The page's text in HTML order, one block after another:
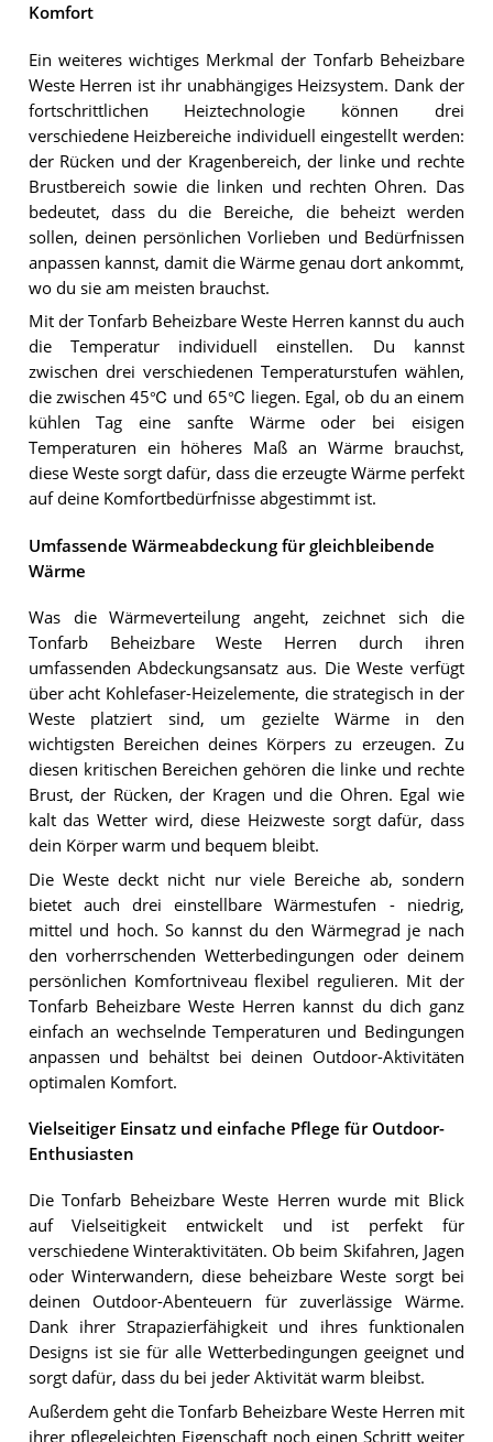
Komfort
Ein weiteres wichtiges Merkmal der Tonfarb Beheizbare
Weste Herren ist ihr unabhängiges Heizsystem. Dank der
fortschrittlichen Heiztechnologie können drei
verschiedene Heizbereiche individuell eingestellt werden:
der Rücken und der Kragenbereich, der linke und rechte
Brustbereich sowie die linken und rechten Ohren. Das
bedeutet, dass du die Bereiche, die beheizt werden
sollen, deinen persönlichen Vorlieben und Bedürfnissen
anpassen kannst, damit die Wärme genau dort ankommt,
wo du sie am meisten brauchst.
Mit der Tonfarb Beheizbare Weste Herren kannst du auch
die Temperatur individuell einstellen. Du kannst
zwischen drei verschiedenen Temperaturstufen wählen,
die zwischen 45℃ und 65℃ liegen. Egal, ob du an einem
kühlen Tag eine sanfte Wärme oder bei eisigen
Temperaturen ein höheres Maß an Wärme brauchst,
diese Weste sorgt dafür, dass die erzeugte Wärme perfekt
auf deine Komfortbedürfnisse abgestimmt ist.
Umfassende Wärmeabdeckung für gleichbleibende
Wärme
Was die Wärmeverteilung angeht, zeichnet sich die
Tonfarb Beheizbare Weste Herren durch ihren
umfassenden Abdeckungsansatz aus. Die Weste verfügt
über acht Kohlefaser-Heizelemente, die strategisch in der
Weste platziert sind, um gezielte Wärme in den
wichtigsten Bereichen deines Körpers zu erzeugen. Zu
diesen kritischen Bereichen gehören die linke und rechte
Brust, der Rücken, der Kragen und die Ohren. Egal wie
kalt das Wetter wird, diese Heizweste sorgt dafür, dass
dein Körper warm und bequem bleibt.
Die Weste deckt nicht nur viele Bereiche ab, sondern
bietet auch drei einstellbare Wärmestufen - niedrig,
mittel und hoch. So kannst du den Wärmegrad je nach
den vorherrschenden Wetterbedingungen oder deinem
persönlichen Komfortniveau flexibel regulieren. Mit der
Tonfarb Beheizbare Weste Herren kannst du dich ganz
einfach an wechselnde Temperaturen und Bedingungen
anpassen und behältst bei deinen Outdoor-Aktivitäten
optimalen Komfort.
Vielseitiger Einsatz und einfache Pflege für Outdoor-
Enthusiasten
Die Tonfarb Beheizbare Weste Herren wurde mit Blick
auf Vielseitigkeit entwickelt und ist perfekt für
verschiedene Winteraktivitäten. Ob beim Skifahren, Jagen
oder Winterwandern, diese beheizbare Weste sorgt bei
deinen Outdoor-Abenteuern für zuverlässige Wärme.
Dank ihrer Strapazierfähigkeit und ihres funktionalen
Designs ist sie für alle Wetterbedingungen geeignet und
sorgt dafür, dass du bei jeder Aktivität warm bleibst.
Außerdem geht die Tonfarb Beheizbare Weste Herren mit
ihrer pflegeleichten Eigenschaft noch einen Schritt weiter